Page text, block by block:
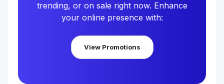
trending, or on sale right now. Enhance
your online presence with:
View Promotions